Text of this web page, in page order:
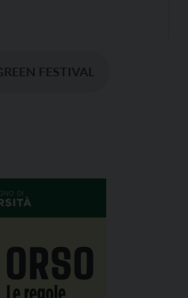
FESTIVAL